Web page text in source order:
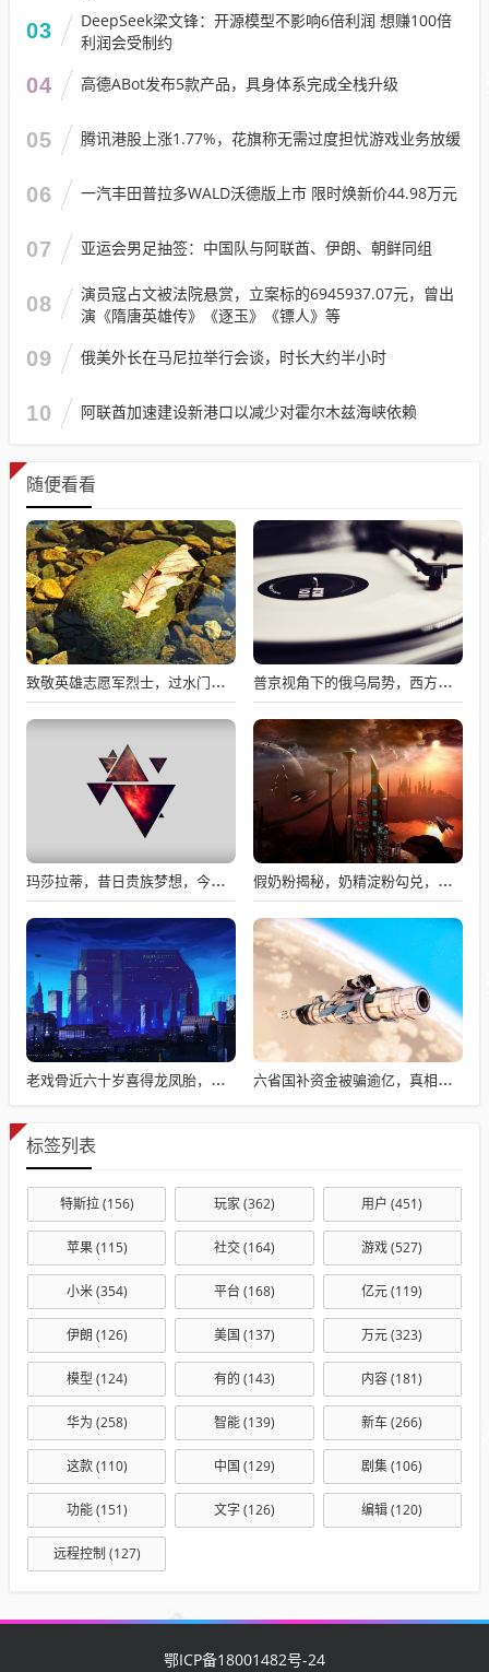
03
DeepSeek梁文锋：开源模型不影响6倍利润 想赚100倍
利润会受制约
04 高德ABot发布5款产品，具身体系完成全栈升级
05 腾讯港股上涨1.77%，花旗称无需过度担忧游戏业务放缓
06 一汽丰田普拉多WALD沃德版上市 限时焕新价44.98万元
07 亚运会男足抽签：中国队与阿联酋、伊朗、朝鲜同组
08
演员寇占文被法院悬赏，立案标的6945937.07元，曾出
演《隋唐英雄传》《逐玉》《镖人》等
09 俄美外长在马尼拉举行会谈，时长大约半小时
10 阿联酋加速建设新港口以减少对霍尔木兹海峡依赖
随便看看
致敬英雄志愿军烈士，过水门仪式展现最高礼遇 普京视角下的俄乌局势，西方间接介入的深度博弈与博弈解析
玛莎拉蒂，昔日贵族梦想，今日价格亲民触手可及 假奶粉揭秘，奶精淀粉勾兑，流向何处？
老戏骨近六十岁喜得龙凤胎，被误认作爷爷背后的故事揭秘 六省国补资金被骗逾亿，真相揭秘与违规操作背后的故事
标签列表
特斯拉(156) 玩家(362) 用户 (451)
苹果(115) 社交(164) 游戏(527)
小米(354) 平台 (168) 亿元(119)
伊朗 (126) 美国 (137) 万元(323)
模型 (124) 有的 (143) 内容(181)
华为 (258) 智能(139) 新车(266)
这款(110) 中国 (129) 剧集(106)
功能(151) 文字(126) 编辑(120)
远程控制 (127)
鄂ICP备18001482号-24